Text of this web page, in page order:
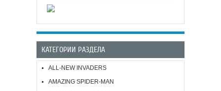
КАТЕГОРИИ РАЗДЕЛА
ALL-NEW INVADERS
AMAZING SPIDER-MAN